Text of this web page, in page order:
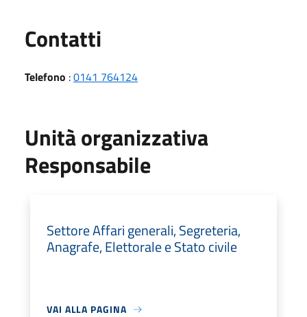
Contatti
Telefono :0141 764124
Unità organizzativa
Responsabile
Settore Affari generali, Segreteria,
Anagrafe, Elettorale e Stato civile
VAI ALLA PAGINA